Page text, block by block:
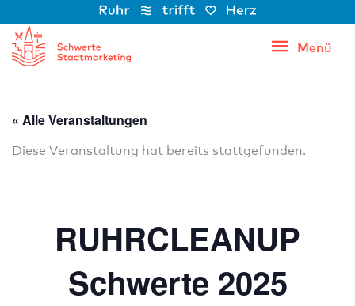
Inhalt
springen
Menü
Menü
« Alle Veranstaltungen
Diese Veranstaltung hat bereits stattgefunden.
RUHRCLEANUP
Schwerte 2025